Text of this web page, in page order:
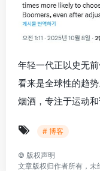
年轻一代正以史无
看来是全球性的趋
烟酒，专注于运动
# 博客
© 版权声明
文章版权归作者所有，未